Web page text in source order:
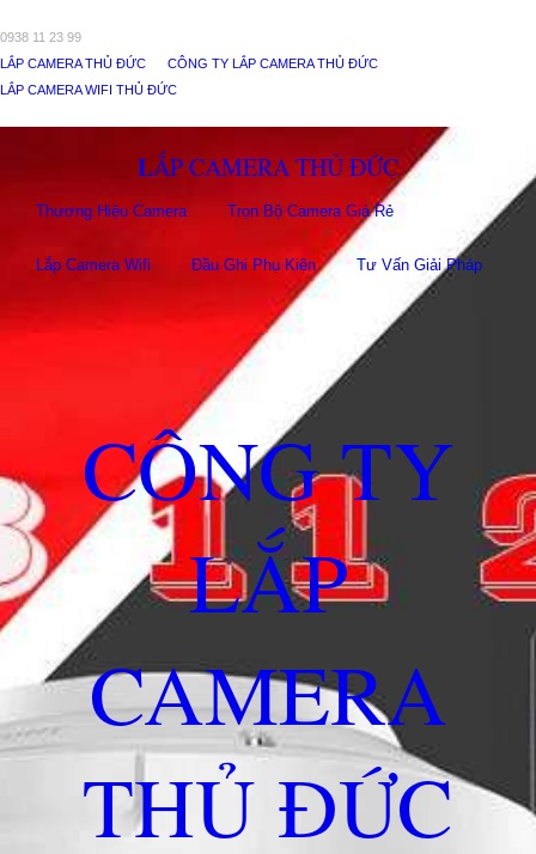
0938 11 23 99
LẮP CAMERA THỦ ĐỨC
CÔNG TY LẮP CAMERA THỦ ĐỨC
LẮP CAMERA WIFI THỦ ĐỨC
LẮP CAMERA THỦ ĐỨC
Thương Hiệu Camera Trọn Bộ Camera Giá Rẻ
Lắp Camera Wifi Đầu Ghi Phụ Kiên Tư Vấn Giải Pháp
CÔNG TY
LẮP
CAMERA
THỦ ĐỨC